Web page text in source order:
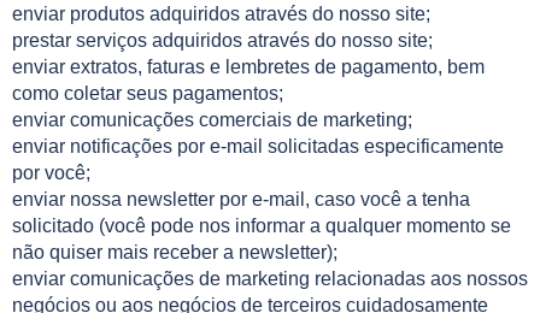
enviar produtos adquiridos através do nosso site;
prestar serviços adquiridos através do nosso site;
enviar extratos, faturas e lembretes de pagamento, bem
como coletar seus pagamentos;
enviar comunicações comerciais de marketing;
enviar notificações por e-mail solicitadas especificamente
por você;
enviar nossa newsletter por e-mail, caso você a tenha
solicitado (você pode nos informar a qualquer momento se
não quiser mais receber a newsletter);
enviar comunicações de marketing relacionadas aos nossos
negócios ou aos negócios de terceiros cuidadosamente